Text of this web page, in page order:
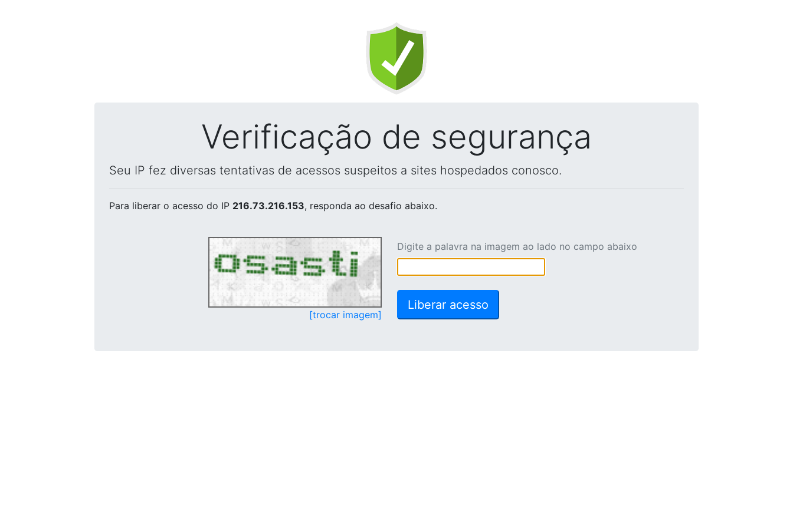
Verificação de segurança
Seu IP fez diversas tentativas de acessos suspeitos a sites hospedados conosco.
Para liberar o acesso do IP 216.73.216.153, responda ao desafio abaixo.
[trocar imagem]
Digite a palavra na imagem ao lado no campo abaixo